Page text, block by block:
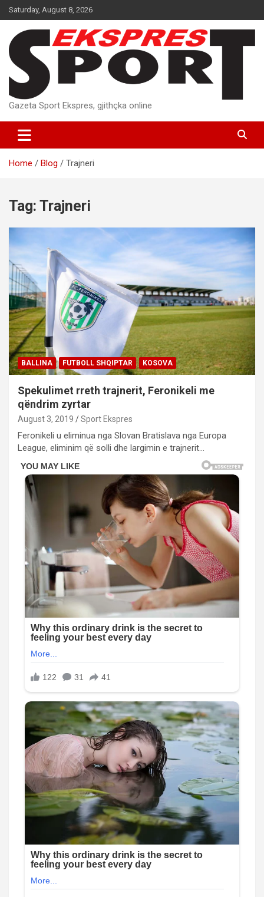
Skip
to
content
Saturday, August 8, 2026
Gazeta Sport Ekspres, gjithçka online
Home Blog Trajneri
Tag: Trajneri
BALLINA FUTBOLL SHQIPTAR KOSOVA
Spekulimet rreth trajnerit, Feronikeli me
qëndrim zyrtar
August 3, 2019 Sport Ekspres
Feronikeli u eliminua nga Slovan Bratislava nga Europa
League, eliminim që solli dhe largimin e trajnerit…